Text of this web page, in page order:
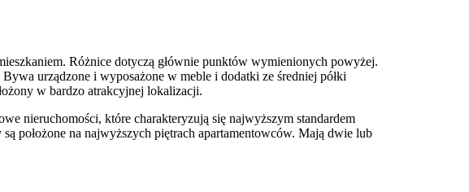
Różnice dotyczą głównie punktów wymienionych powyżej.
urządzone i wyposażone w meble i dodatki ze średniej półki
w bardzo atrakcyjnej lokalizacji.
nieruchomości, które charakteryzują się najwyższym standardem
położone na najwyższych piętrach apartamentowców. Mają dwie lub